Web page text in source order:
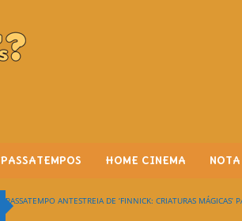
PASSATEMPOS HOME CINEMA
PASSATEMPO ANTESTREIA DE ‘FINNICK: CRIATURAS MÁGICAS’